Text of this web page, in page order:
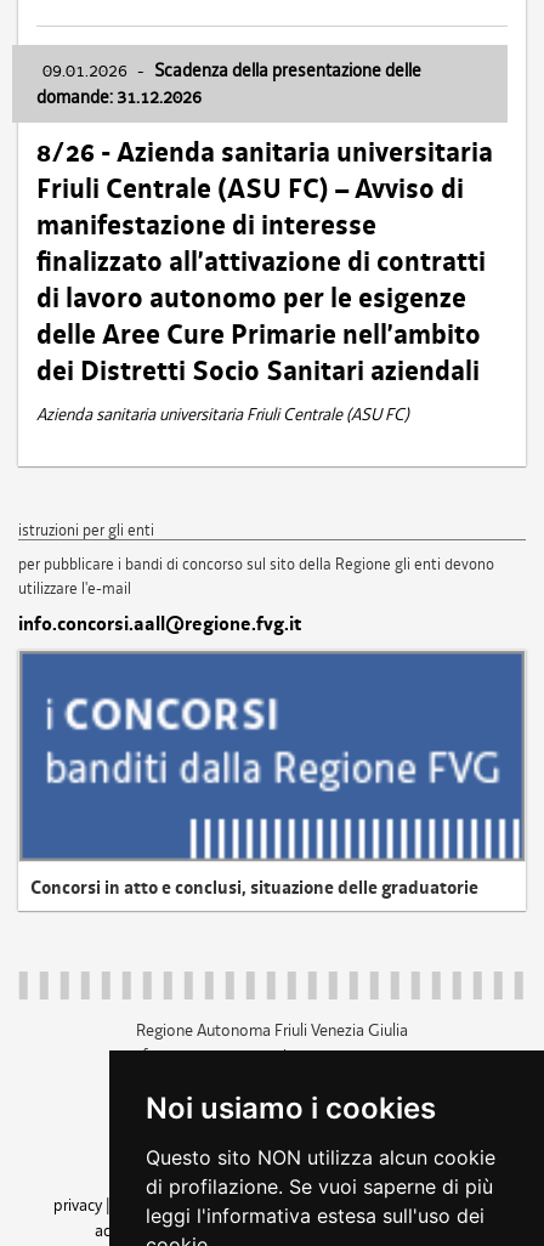
Noi usiamo i cookies
Questo sito NON utilizza alcun cookie
di profilazione. Se vuoi saperne di più
leggi l'informativa estesa sull'uso dei
09.01.2026 - Scadenza della presentazione delle
domande: 31.12.2026
8/26 - Azienda sanitaria universitaria
Friuli Centrale (ASU FC) – Avviso di
manifestazione di interesse
finalizzato all’attivazione di contratti
di lavoro autonomo per le esigenze
delle Aree Cure Primarie nell’ambito
dei Distretti Socio Sanitari aziendali
Azienda sanitaria universitaria Friuli Centrale (ASU FC)
istruzioni per gli enti
per pubblicare i bandi di concorso sul sito della Regione gli enti devono
utilizzare l'e-mail
info.concorsi.aall@regione.fvg.it
Concorsi in atto e conclusi, situazione delle graduatorie
Regione Autonoma Friuli Venezia Giulia
c.f. 80014930327; p.iva 00526040324
+39 040 3771111
amministrazione trasparente
privacy
cookie |note legali accessibilità
dichiarazione di
accessibilità| feedback cambio preferenze cookie